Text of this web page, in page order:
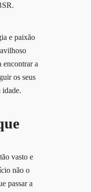
e paixão
encontrar a
os seus
idade.
vasto e
não o
passar a